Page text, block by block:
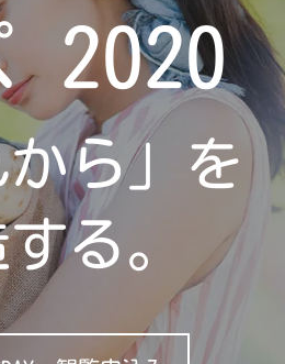
2020
ら」を
る。